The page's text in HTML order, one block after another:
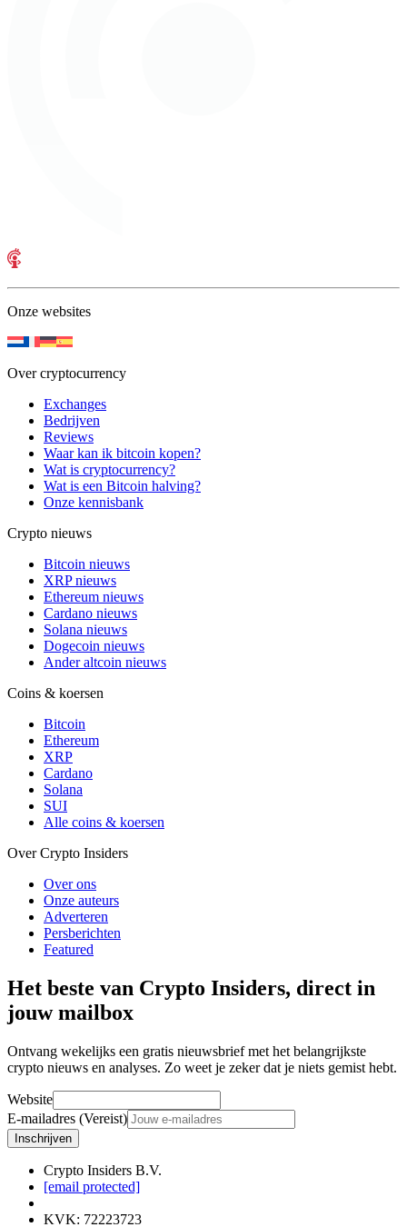
Onze websites
Over cryptocurrency
Exchanges
Bedrijven
Reviews
Waar kan ik bitcoin kopen?
Wat is cryptocurrency?
Wat is een Bitcoin halving?
Onze kennisbank
Crypto nieuws
Bitcoin nieuws
XRP nieuws
Ethereum nieuws
Cardano nieuws
Solana nieuws
Dogecoin nieuws
Ander altcoin nieuws
Coins & koersen
Bitcoin
Ethereum
XRP
Cardano
Solana
SUI
Alle coins & koersen
Over Crypto Insiders
Over ons
Onze auteurs
Adverteren
Persberichten
Featured
Het beste van Crypto Insiders, direct in
jouw mailbox
Ontvang wekelijks een gratis nieuwsbrief met het belangrijkste
crypto nieuws en analyses. Zo weet je zeker dat je niets gemist hebt.
Website
E-mailadres (Vereist)
Inschrijven
Crypto Insiders B.V.
[email protected]
KVK: 72223723